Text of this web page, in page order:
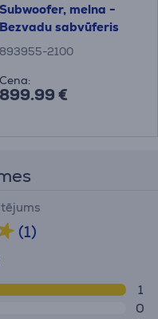
Subwoofer, melna -
Bezvadu sabvūferis
893955-2100
Cena:
899.99 €
(1)
1
0